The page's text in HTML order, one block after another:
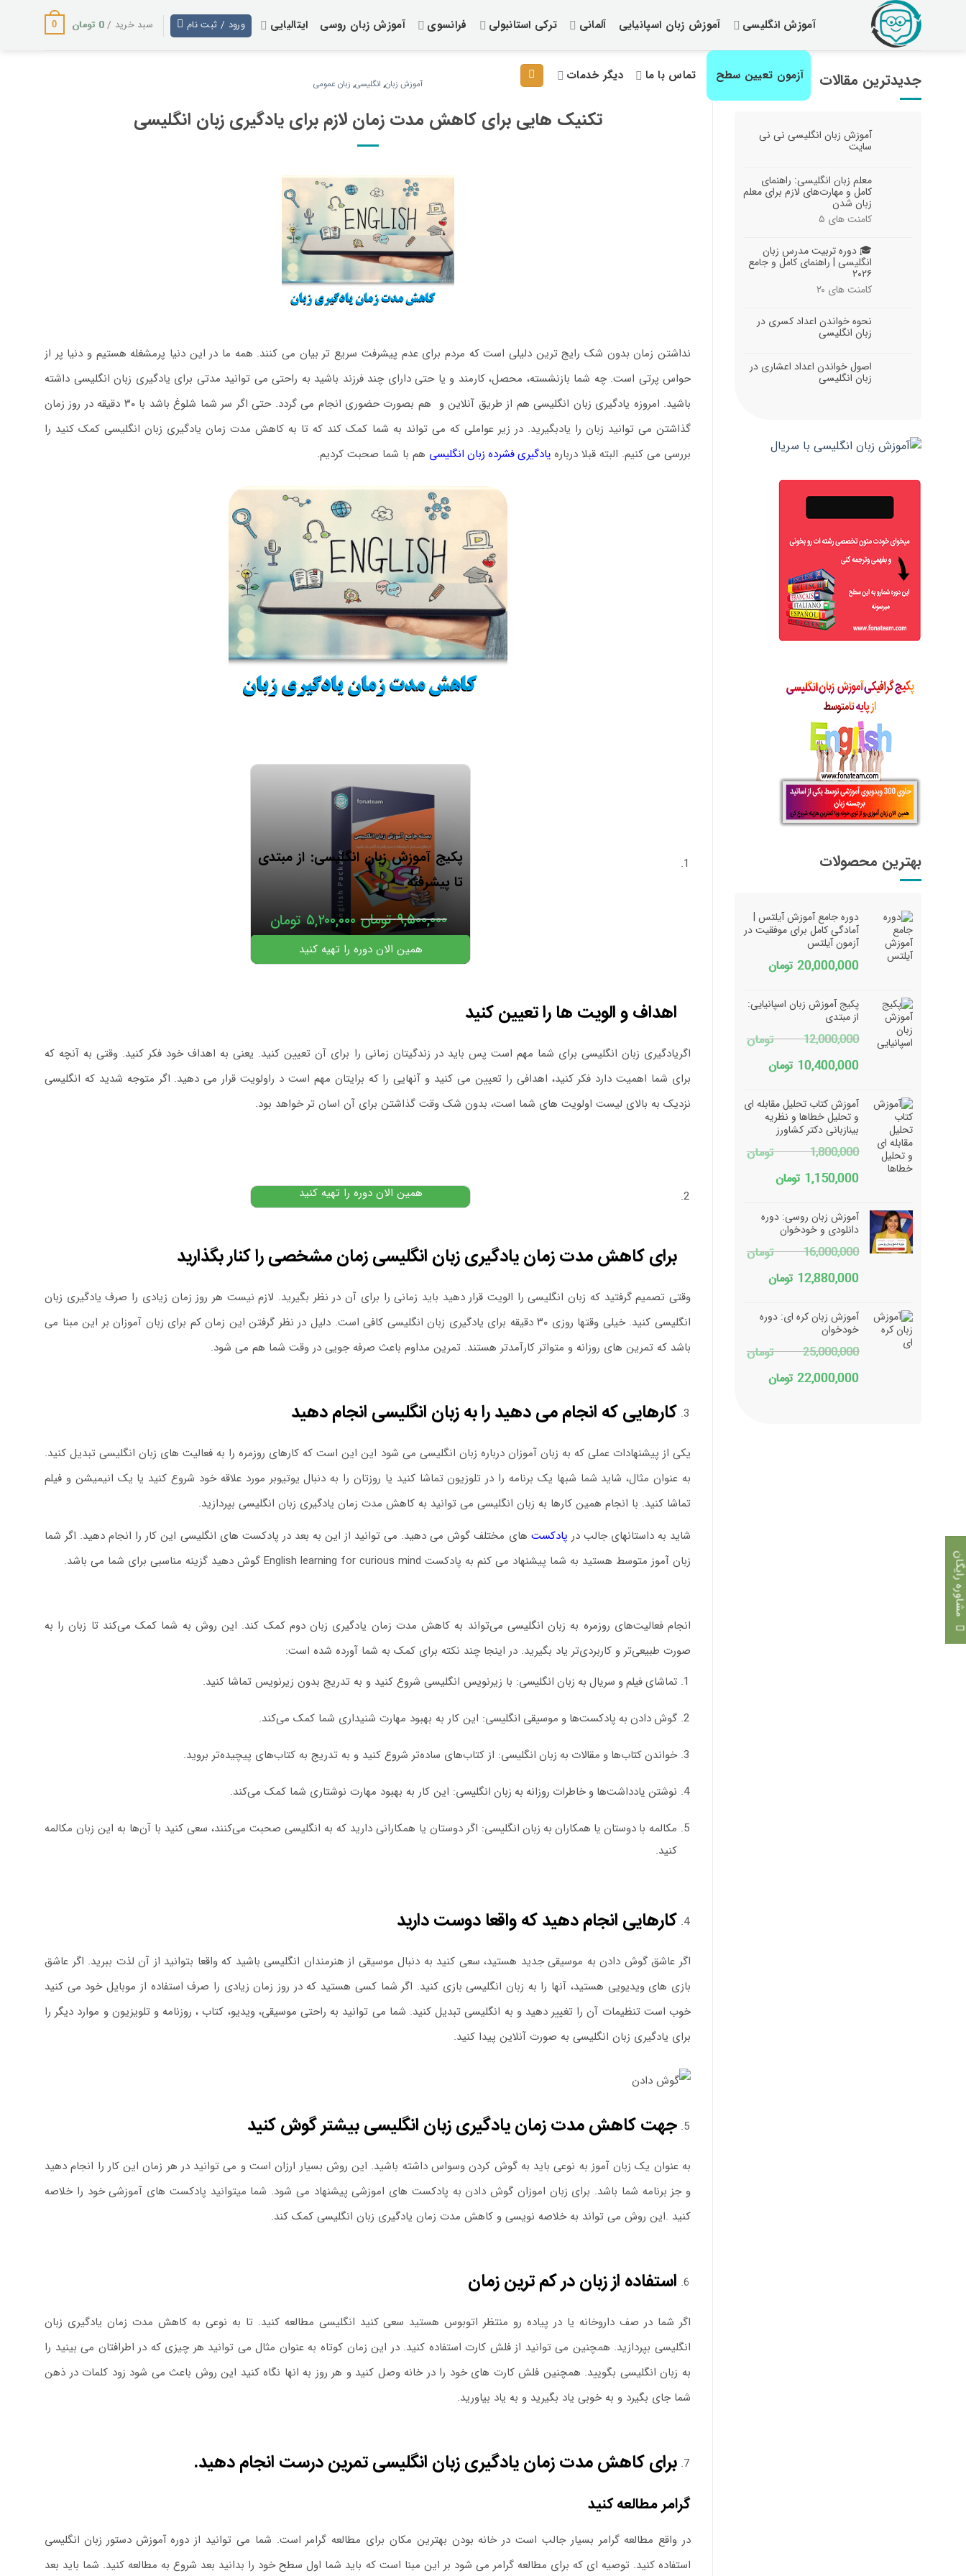
آموزش انگلیسی آموزش زبان اسپانیایی آلمانی ترکی استانبولی فرانسوی آموزش زبان روسی ایتالیایی
آزمون تعیین سطح تماس با ما دیگر خدمات
ورود / ثبت نام سبد خرید /0 تومان 0
جدیدترین مقالات
آموزش زبان انگلیسی نی نی
سایت
معلم زبان انگلیسی: راهنمای
کامل و مهارت‌های لازم برای معلم
زبان شدن
کامنت های ۵
🎓 دوره تربیت مدرس زبان
انگلیسی | راهنمای کامل و جامع
۲۰۲۶
کامنت های ۲۰
نحوه خواندن اعداد کسری در
زبان انگلیسی
اصول خواندن اعداد اعشاری در
زبان انگلیسی
بهترین محصولات
دوره جامع آموزش آیلتس |
آمادگی کامل برای موفقیت در
آزمون آیلتس
20,000,000 تومان
پکیج آموزش زبان اسپانیایی:
از مبتدی
12,000,000 تومان
قیمت
12,000,000 تومان
بود.
10,400,000 تومانقیمت
آموزش کتاب تحلیل مقابله ای
و تحلیل خطاها و نظریه
بینازبانی دکتر کشاورز
1,800,000 تومان
قیمت
1,800,000 تومان
بود.
1,150,000 تومانقیمت
است.
آموزش زبان روسی: دوره
دانلودی و خودخوان
16,000,000 تومان
قیمت
16,000,000 تومان
بود.
12,880,000 تومانقیمت
12,880,000 تومان
است.
آموزش زبان کره ای: دوره
خودخوان
25,000,000 تومان
قیمت
22,000,000 تومانقیمت
آموزش زبان, انگلیسی, زبان عمومی
تکنیک هایی برای کاهش مدت زمان لازم برای یادگیری زبان انگلیسی
نداشتن زمان بدون شک رایج ترین دلیلی است که مردم برای عدم پیشرفت سریع تر بیان می کنند. همه ما در این دنیا پرمشغله هستیم و دنیا پر از
حواس پرتی است. چه شما بازنشسته، محصل، کارمند و یا حتی دارای چند فرزند باشید به راحتی می توانید مدتی برای یادگیری زبان انگلیسی داشته
باشید. امروزه یادگیری زبان انگلیسی هم از طریق آنلاین و هم بصورت حضوری انجام می گردد. حتی اگر سر شما شلوغ باشد با ۳۰ دقیقه در روز زمان
گذاشتن می توانید زبان را یادبگیرید. در زیر عواملی که می تواند به شما کمک کند که تا به کاهش مدت زمان یادگیری زبان انگلیسی کمک کنید را
بررسی می کنیم. البته قبلا درباره یادگیری فشرده زبان انگلیسی هم با شما صحبت کردیم.
پکیج آموزش زبان انگلیسی: از مبتدی
تا پیشرفته
۹,۵۰۰,۰۰۰تومان ۵,۲۰۰,۰۰۰تومان
همین الان دوره را تهیه کنید
اهداف و الویت ها را تعیین کنید
اگریادگیری زبان انگلیسی برای شما مهم است پس باید در زندگیتان زمانی را برای آن تعیین کنید. یعنی به اهداف خود فکر کنید. وقتی به آنچه که
برای شما اهمیت دارد فکر کنید، اهدافی را تعیین می کنید و آنهایی را که برایتان مهم است د راولویت قرار می دهید. اگر متوجه شدید که انگلیسی
نزدیک به بالای لیست اولویت های شما است، بدون شک وقت گذاشتن برای آن اسان تر خواهد بود.
همین الان دوره را تهیه کنید
برای کاهش مدت زمان یادگیری زبان انگلیسی زمان مشخصی را کنار بگذارید
وقتی تصمیم گرفتید که زبان انگلیسی را الویت قرار دهید باید زمانی را برای آن در نظر بگیرید. لازم نیست هر روز زمان زیادی را صرف یادگیری زبان
انگلیسی کنید. خیلی وقتها روزی ۳۰ دقیقه برای یادگیری زبان انگلیسی کافی است. دلیل در نظر گرفتن این زمان کم برای زبان آموزان بر این مبنا می
باشد که تمرین های روزانه و متواتر کارآمدتر هستند. تمرین مداوم باعث صرفه جویی در وقت شما هم می شود.
کارهایی که انجام می دهید را به زبان انگلیسی انجام دهید
یکی از پیشنهادات عملی که به زبان آموزان درباره زبان انگلیسی می شود این این است که کارهای روزمره را به فعالیت های زبان انگلیسی تبدیل کنید.
به عنوان مثال، شاید شما شبها یک برنامه را در تلوزیون تماشا کنید یا روزتان را به دنبال یوتیوبر مورد علاقه خود شروع کنید یا یک انیمیشن و فیلم
تماشا کنید. با انجام همین کارها به زبان انگلیسی می توانید به کاهش مدت زمان یادگیری زبان انگلیسی بپردازید.
شاید به داستانهای جالب در پادکست های مختلف گوش می دهید. می توانید از این به بعد در پادکست های انگلیسی این کار را انجام دهید. اگر شما
زبان آموز متوسط هستید به شما پیشنهاد می کنم به پادکست English learning for curious mind گوش دهید گزینه مناسبی برای شما می باشد.
انجام فعالیت‌های روزمره به زبان انگلیسی می‌تواند به کاهش مدت زمان یادگیری زبان دوم کمک کند. این روش به شما کمک می‌کند تا زبان را به
صورت طبیعی‌تر و کاربردی‌تر یاد بگیرید. در اینجا چند نکته برای کمک به شما آورده شده است:
تماشای فیلم و سریال به زبان انگلیسی: با زیرنویس انگلیسی شروع کنید و به تدریج بدون زیرنویس تماشا کنید.
گوش دادن به پادکست‌ها و موسیقی انگلیسی: این کار به بهبود مهارت شنیداری شما کمک می‌کند.
خواندن کتاب‌ها و مقالات به زبان انگلیسی: از کتاب‌های ساده‌تر شروع کنید و به تدریج به کتاب‌های پیچیده‌تر بروید.
نوشتن یادداشت‌ها و خاطرات روزانه به زبان انگلیسی: این کار به بهبود مهارت نوشتاری شما کمک می‌کند.
مکالمه با دوستان یا همکاران به زبان انگلیسی: اگر دوستان یا همکارانی دارید که به انگلیسی صحبت می‌کنند، سعی کنید با آن‌ها به این زبان مکالمه
کنید.
کارهایی انجام دهید که واقعا دوست دارید
اگر عاشق گوش دادن به موسیقی جدید هستید، سعی کنید به دنبال موسیقی از هنرمندان انگلیسی باشید که واقعا بتوانید از آن لذت ببرید. اگر عاشق
بازی های ویدیویی هستید، آنها را به زبان انگلیسی بازی کنید. اگر شما کسی هستید که در روز زمان زیادی را صرف استفاده از موبایل خود می کنید
خوب است تنظیمات آن را تغییر دهید و به انگلیسی تبدیل کنید. شما می توانید به راحتی موسیقی، ویدیو، کتاب ، روزنامه و تلویزیون و موارد دیگر را
برای یادگیری زبان انگلیسی به صورت آنلاین پیدا کنید.
جهت کاهش مدت زمان یادگیری زبان انگلیسی بیشتر گوش کنید
به عنوان یک زبان آموز به نوعی باید به گوش کردن وسواس داشته باشید. این روش بسیار ارزان است و می توانید در هر زمان این کار را انجام دهید
و جز برنامه شما باشد. برای زبان اموزان گوش دادن به پادکست های اموزشی پیشنهاد می شود. شما میتوانید پادکست های آموزشی خود را خلاصه
کنید .این روش می تواند به خلاصه نویسی و کاهش مدت زمان یادگیری زبان انگلیسی کمک کند.
استفاده از زبان در کم ترین زمان
اگر شما در صف داروخانه یا در پیاده رو منتظر اتوبوس هستید سعی کنید انگلیسی مطالعه کنید. تا به نوعی به کاهش مدت زمان یادگیری زبان
انگلیسی بپردازید. همچنین می توانید از فلش کارت استفاده کنید. در این زمان کوتاه به عنوان مثال می توانید هر چیزی که در اطرافتان می بینید را
به زبان انگلیسی بگویید. همچنین فلش کارت های خود را در خانه وصل کنید و هر روز به انها نگاه کنید این روش باعث می شود زود کلمات در ذهن
شما جای بگیرد و به خوبی یاد بگیرید و به یاد بیاورید.
برای کاهش مدت زمان یادگیری زبان انگلیسی تمرین درست انجام دهید.
گرامر مطالعه کنید
در واقع مطالعه گرامر بسیار جالب است در خانه بودن بهترین مکان برای مطالعه گرامر است. شما می توانید از دوره آموزش دستور زبان انگلیسی
استفاده کنید. توصیه ای که برای مطالعه گرامر می شود بر این مبنا است که باید شما اول سطح خود را بدانید بعد شروع به مطالعه کنید. شما باید بعد